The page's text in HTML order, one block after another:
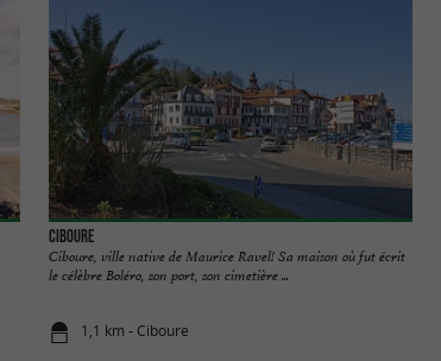
Ciboure
Ciboure, ville native de Maurice Ravel! Sa maison où fut écrit
le célèbre Boléro, son port, son cimetière ...
1,1 km - Ciboure